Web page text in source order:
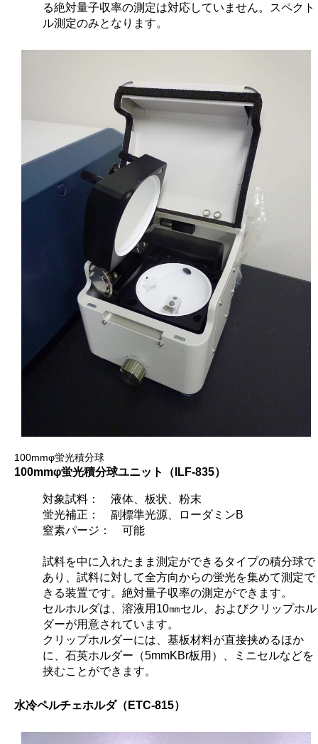
る絶対量子収率の測定は対応していません。スペクト
ル測定のみとなります。
100mmφ蛍光積分球
100mmφ蛍光積分球ユニット（ILF-835）
対象試料： 液体、板状、粉末
蛍光補正： 副標準光源、ローダミンB
窒素パージ： 可能
試料を中に入れたまま測定ができるタイプの積分球で
あり、試料に対して全方向からの蛍光を集めて測定で
きる装置です。絶対量子収率の測定ができます。
セルホルダは、溶液用10㎜セル、およびクリップホル
ダーが用意されています。
クリップホルダーには、基板材料が直接挟めるほか
に、石英ホルダー（5mmKBr板用）、ミニセルなどを
挟むことができます。
水冷ペルチェホルダ（ETC-815）